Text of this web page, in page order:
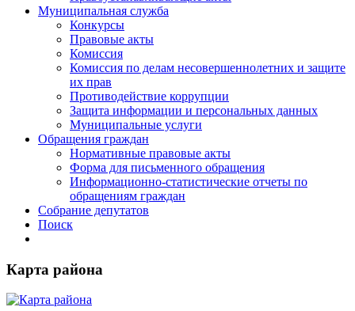
Муниципальная служба
Конкурсы
Правовые акты
Комиссия
Комиссия по делам несовершеннолетних и защите
их прав
Противодействие коррупции
Защита информации и персональных данных
Муниципальные услуги
Обращения граждан
Нормативные правовые акты
Форма для письменного обращения
Информационно-статистические отчеты по
обращениям граждан
Собрание депутатов
Поиск
Карта района